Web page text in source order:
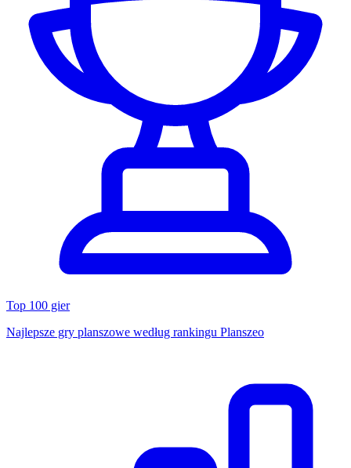
Top 100 gier
Najlepsze gry planszowe według rankingu Planszeo